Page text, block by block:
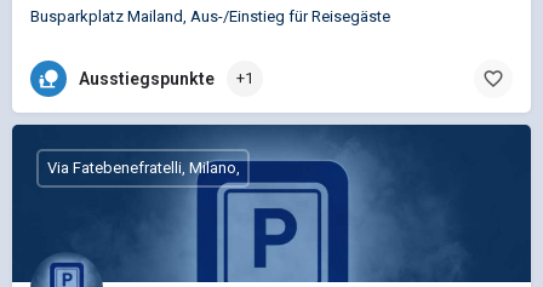
Busparkplatz Mailand, Aus-/Einstieg für Reisegäste
Ausstiegspunkte +1
Via Fatebenefratelli, Milano,